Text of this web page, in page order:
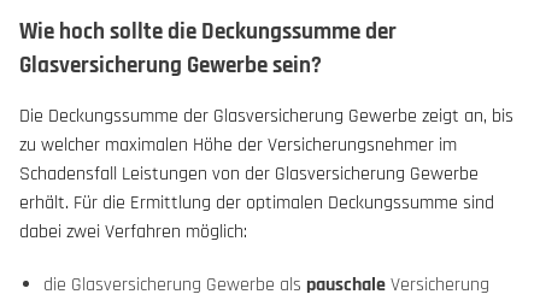
Wie hoch sollte die Deckungssumme der
Glasversicherung Gewerbe sein?
Die Deckungssumme der Glasversicherung Gewerbe zeigt an, bis
zu welcher maximalen Höhe der Versicherungsnehmer im
Schadensfall Leistungen von der Glasversicherung Gewerbe
erhält. Für die Ermittlung der optimalen Deckungssumme sind
dabei zwei Verfahren möglich:
die Glasversicherung Gewerbe als pauschaleVersicherung